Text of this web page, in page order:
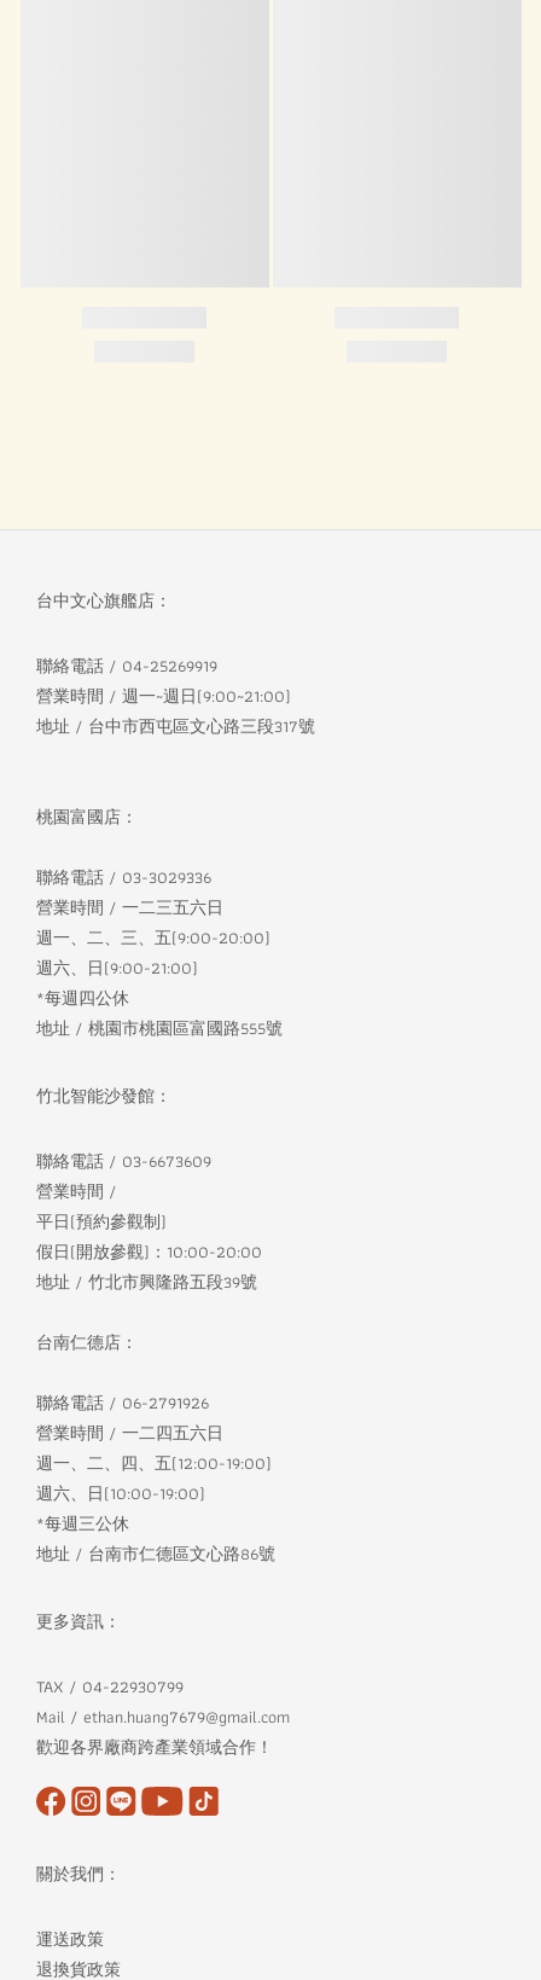
台中文心旗艦店：
聯絡電話 / 04-25269919
營業時間 / 週一~週日(9:00~21:00)
地址 / 台中市西屯區文心路三段317號
桃園富國店：
聯絡電話 / 03-3029336
營業時間 / 一二三五六日
週一、二、三、五(9:00-20:00)
週六、日(9:00-21:00)
*每週四公休
地址 / 桃園市桃園區富國路555號
竹北智能沙發館：
聯絡電話 / 03-6673609
營業時間 /
平日(預約參觀制)
假日(開放參觀)：10:00-20:00
地址 / 竹北市興隆路五段39號
台南仁德店：
聯絡電話 / 06-2791926
營業時間 / 一二四五六日
週一、二、四、五(12:00-19:00)
週六、日(10:00-19:00)
*每週三公休
地址 / 台南市仁德區文心路86號
更多資訊：
TAX / 04-22930799
Mail / ethan.huang7679@gmail.com
歡迎各界廠商跨產業領域合作！
關於我們：
運送政策
退換貨政策